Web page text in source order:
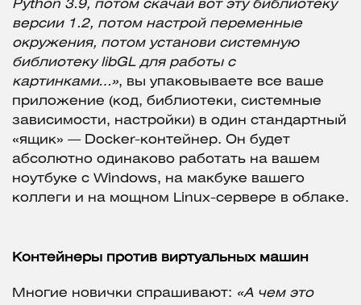
Python 3.9, потом скачай вот эту библиотеку
версии 1.2, потом настрой переменные
окружения, потом установи системную
библиотеку libGL для работы с
картинками…», вы упаковываете все ваше
приложение (код, библиотеки, системные
зависимости, настройки) в один стандартный
«ящик» — Docker-контейнер. Он будет
абсолютно одинаково работать на вашем
ноутбуке с Windows, на макбуке вашего
коллеги и на мощном Linux-сервере в облаке.
Контейнеры против виртуальных машин
Многие новички спрашивают: «А чем это